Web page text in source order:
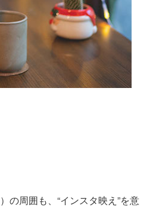
の周囲も、“インスタ映え”を意